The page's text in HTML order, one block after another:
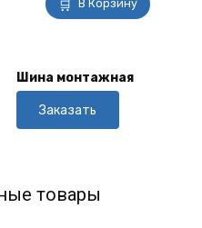
В Корзину
Шина монтажная
Заказать
товары